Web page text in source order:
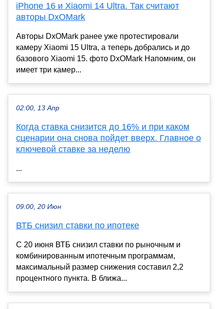
iPhone 16 и Xiaomi 14 Ultra. Так считают
авторы DxOMark
Авторы DxOMark ранее уже протестировали
камеру Xiaomi 15 Ultra, а теперь добрались и до
базового Xiaomi 15. фото DxOMark Напомним, он
имеет три камер...
02:00, 13 Апр
Когда ставка снизится до 16% и при каком
сценарии она снова пойдет вверх. Главное о
ключевой ставке за неделю
...
09:00, 20 Июн
ВТБ снизил ставки по ипотеке
С 20 июня ВТБ снизил ставки по рыночным и
комбинированным ипотечным программам,
максимальный размер снижения составил 2,2
процентного пункта. В ближа...